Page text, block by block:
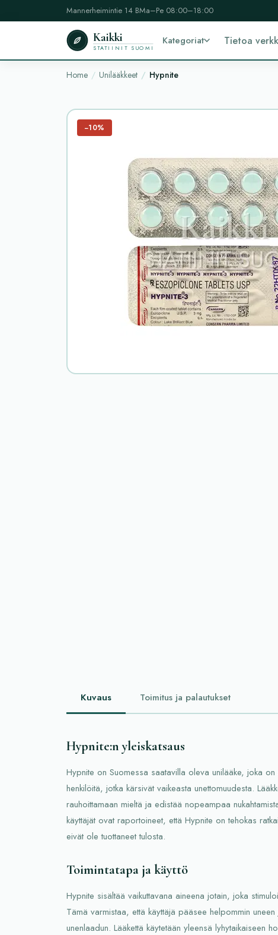
Mannerheimintie 14 BMa–Pe 08:00–18:00
Kaikki
STATIINIT SUOMI
Kategoriat Tietoa
Home Unilääkkeet Hypnite
−10%
Kuvaus Toimitus ja palautukset
Hypnite:n yleiskatsaus
Hypnite on Suomessa saatavilla oleva unilääke, joka on
henkilöitä, jotka kärsivät vaikeasta unettomuudesta.
rauhoittamaan mieltä ja edistää nopeampaa
käyttäjät ovat raportoineet, että Hypnite on tehokas
eivät ole tuottaneet tulosta.
Toimintatapa ja käyttö
Hypnite sisältää vaikuttavana aineena jotain, joka
Tämä varmistaa, että käyttäjä pääsee helpommin
unenlaadun. Lääkettä käytetään yleensä lyhytaikaiseen